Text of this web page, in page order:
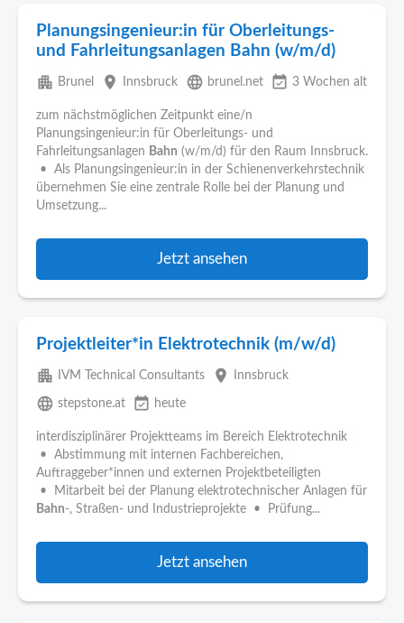
Planungsingenieur:in für Oberleitungs-
und Fahrleitungsanlagen Bahn (w/m/d)
apartment Brunel place Innsbruck language brunel.net event_available 3 Wochen alt
zum nächstmöglichen Zeitpunkt eine/n
Planungsingenieur:in für Oberleitungs- und
Fahrleitungsanlagen Bahn (w/m/d) für den Raum Innsbruck.
• Als Planungsingenieur:in in der Schienenverkehrstechnik
übernehmen Sie eine zentrale Rolle bei der Planung und
Umsetzung...
Jetzt ansehen
Projektleiter*in Elektrotechnik (m/w/d)
apartment IVM Technical Consultants place Innsbruck
language stepstone.at event_available heute
interdisziplinärer Projektteams im Bereich Elektrotechnik
• Abstimmung mit internen Fachbereichen,
Auftraggeber*innen und externen Projektbeteiligten
• Mitarbeit bei der Planung elektrotechnischer Anlagen für
Bahn-, Straßen- und Industrieprojekte • Prüfung...
Jetzt ansehen